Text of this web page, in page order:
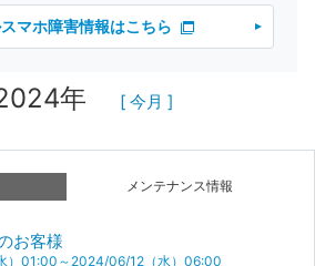
マホ障害情報はこちら
年 [ 今月 ]
メンテナンス情報
お客様
）01:00～2024/06/12（水）06:00